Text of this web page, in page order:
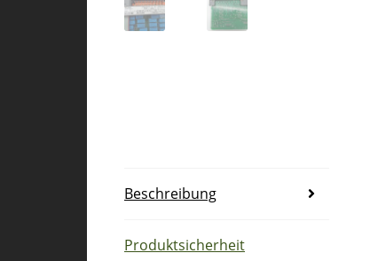
Beschreibung
Produktsicherheit